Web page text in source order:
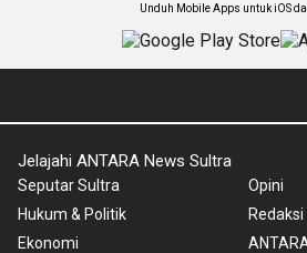
Unduh Mobile Apps untuk iOS
Jelajahi ANTARA News Sultra
Seputar Sultra
Hukum & Politik
Ekonomi
Opini
Redaksi